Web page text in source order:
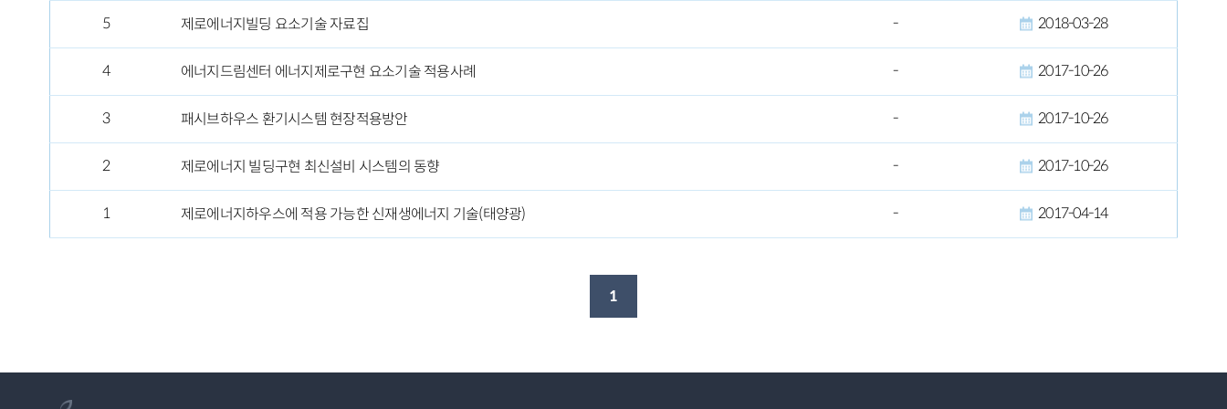
5 제로에너지빌딩 요소기술 자료집 - 2018-03-28
4 에너지드림센터 에너지제로구현 요소기술 적용사례 - 2017-10-26
3 패시브하우스 환기시스템 현장적용방안 - 2017-10-26
2 제로에너지 빌딩구현 최신설비 시스템의 동향 - 2017-10-26
1 제로에너지하우스에 적용 가능한 신재생에너지 기술(태양광) - 2017-04-14
1